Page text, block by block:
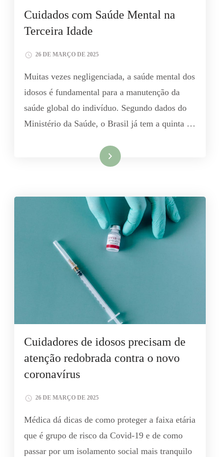
Cuidados com Saúde Mental na
Terceira Idade
26 DE MARÇO DE 2025
Muitas vezes negligenciada, a saúde mental dos
idosos é fundamental para a manutenção da
saúde global do indivíduo. Segundo dados do
Ministério da Saúde, o Brasil já tem a quinta …
Leia mais
Cuidadores de idosos precisam de
atenção redobrada contra o novo
coronavírus
26 DE MARÇO DE 2025
Médica dá dicas de como proteger a faixa etária
que é grupo de risco da Covid-19 e de como
passar por um isolamento social mais tranquilo